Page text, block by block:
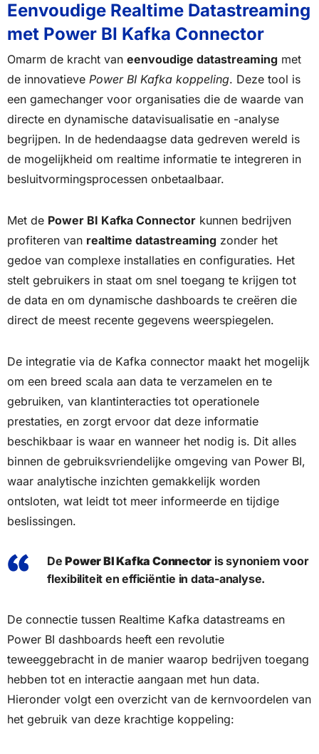
Eenvoudige Realtime Datastreaming
met Power BI Kafka Connector
Omarm de kracht van eenvoudige datastreaming met
de innovatieve Power BI Kafka koppeling. Deze tool is
een gamechanger voor organisaties die de waarde van
directe en dynamische datavisualisatie en -analyse
begrijpen. In de hedendaagse data gedreven wereld is
de mogelijkheid om realtime informatie te integreren in
besluitvormingsprocessen onbetaalbaar.
Met de Power BI Kafka Connector kunnen bedrijven
profiteren van realtime datastreaming zonder het
gedoe van complexe installaties en configuraties. Het
stelt gebruikers in staat om snel toegang te krijgen tot
de data en om dynamische dashboards te creëren die
direct de meest recente gegevens weerspiegelen.
De integratie via de Kafka connector maakt het mogelijk
om een breed scala aan data te verzamelen en te
gebruiken, van klantinteracties tot operationele
prestaties, en zorgt ervoor dat deze informatie
beschikbaar is waar en wanneer het nodig is. Dit alles
binnen de gebruiksvriendelijke omgeving van Power BI,
waar analytische inzichten gemakkelijk worden
ontsloten, wat leidt tot meer informeerde en tijdige
beslissingen.
DePower BI Kafka Connector is synoniem voor
flexibiliteit en efficiëntie in data-analyse.
De connectie tussen Realtime Kafka datastreams en
Power BI dashboards heeft een revolutie
teweeggebracht in de manier waarop bedrijven toegang
hebben tot en interactie aangaan met hun data.
Hieronder volgt een overzicht van de kernvoordelen van
het gebruik van deze krachtige koppeling: